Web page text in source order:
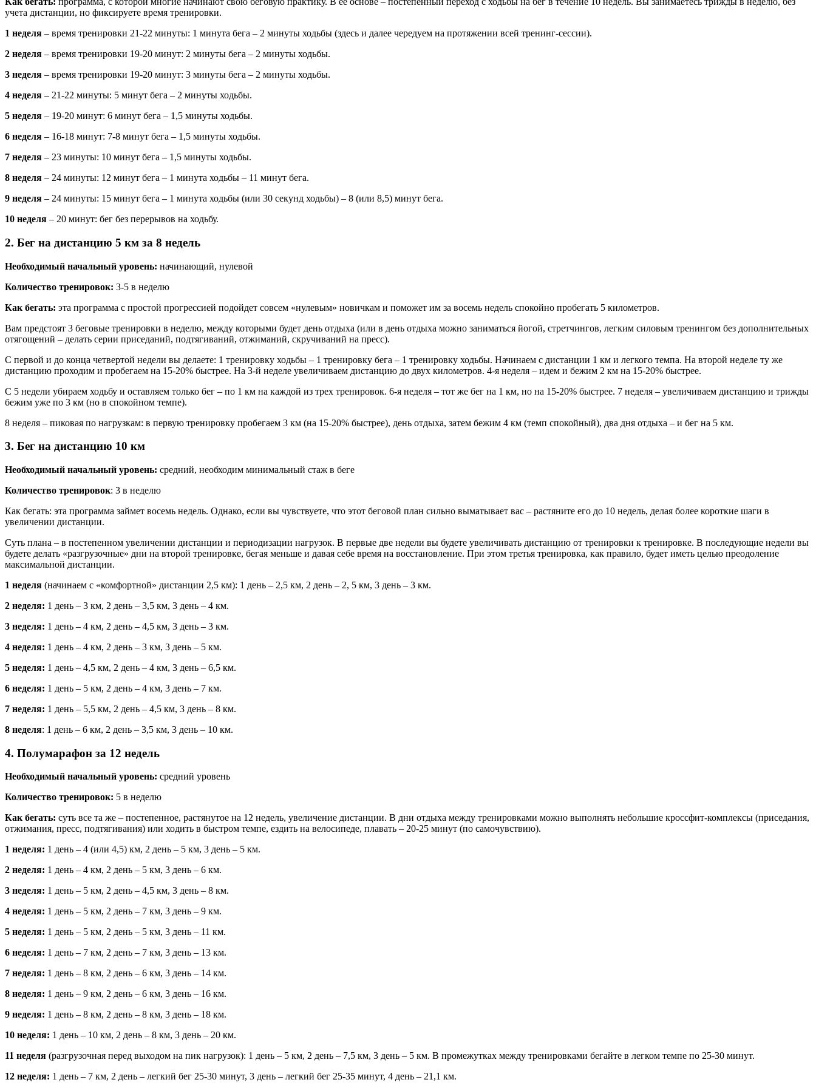
учета дистанции, но фиксируете время тренировки.
1 неделя – время тренировки 21-22 минуты: 1 минута бега – 2 минуты ходьбы (здесь и далее чередуем на протяжении всей тренинг-сессии).
2 неделя – время тренировки 19-20 минут: 2 минуты бега – 2 минуты ходьбы.
3 неделя – время тренировки 19-20 минут: 3 минуты бега – 2 минуты ходьбы.
4 неделя – 21-22 минуты: 5 минут бега – 2 минуты ходьбы.
5 неделя – 19-20 минут: 6 минут бега – 1,5 минуты ходьбы.
6 неделя – 16-18 минут: 7-8 минут бега – 1,5 минуты ходьбы.
7 неделя – 23 минуты: 10 минут бега – 1,5 минуты ходьбы.
8 неделя – 24 минуты: 12 минут бега – 1 минута ходьбы – 11 минут бега.
9 неделя – 24 минуты: 15 минут бега – 1 минута ходьбы (или 30 секунд ходьбы) – 8 (или 8,5) минут бега.
10 неделя – 20 минут: бег без перерывов на ходьбу.
2. Бег на дистанцию 5 км за 8 недель
Необходимый начальный уровень: начинающий, нулевой
Количество тренировок: 3-5 в неделю
Как бегать: эта программа с простой прогрессией подойдет совсем «нулевым» новичкам и поможет им за восемь недель спокойно пробегать 5 километров.
Вам предстоят 3 беговые тренировки в неделю, между которыми будет день отдыха (или в день отдыха можно заниматься йогой, стретчингов, легким силовым тренингом без дополнительных
отягощений – делать серии приседаний, подтягиваний, отжиманий, скручиваний на пресс).
С первой и до конца четвертой недели вы делаете: 1 тренировку ходьбы – 1 тренировку бега – 1 тренировку ходьбы. Начинаем с дистанции 1 км и легкого темпа. На второй неделе ту же
дистанцию проходим и пробегаем на 15-20% быстрее. На 3-й неделе увеличиваем дистанцию до двух километров. 4-я неделя – идем и бежим 2 км на 15-20% быстрее.
С 5 недели убираем ходьбу и оставляем только бег – по 1 км на каждой из трех тренировок. 6-я неделя – тот же бег на 1 км, но на 15-20% быстрее. 7 неделя – увеличиваем дистанцию и трижды
бежим уже по 3 км (но в спокойном темпе).
8 неделя – пиковая по нагрузкам: в первую тренировку пробегаем 3 км (на 15-20% быстрее), день отдыха, затем бежим 4 км (темп спокойный), два дня отдыха – и бег на 5 км.
3. Бег на дистанцию 10 км
Необходимый начальный уровень: средний, необходим минимальный стаж в беге
Количество тренировок: 3 в неделю
Как бегать: эта программа займет восемь недель. Однако, если вы чувствуете, что этот беговой план сильно выматывает вас – растяните его до 10 недель, делая более короткие шаги в
увеличении дистанции.
Суть плана – в постепенном увеличении дистанции и периодизации нагрузок. В первые две недели вы будете увеличивать дистанцию от тренировки к тренировке. В последующие недели вы
будете делать «разгрузочные» дни на второй тренировке, бегая меньше и давая себе время на восстановление. При этом третья тренировка, как правило, будет иметь целью преодоление
максимальной дистанции.
1 неделя (начинаем с «комфортной» дистанции 2,5 км): 1 день – 2,5 км, 2 день – 2, 5 км, 3 день – 3 км.
2 неделя: 1 день – 3 км, 2 день – 3,5 км, 3 день – 4 км.
3 неделя: 1 день – 4 км, 2 день – 4,5 км, 3 день – 3 км.
4 неделя: 1 день – 4 км, 2 день – 3 км, 3 день – 5 км.
5 неделя: 1 день – 4,5 км, 2 день – 4 км, 3 день – 6,5 км.
6 неделя: 1 день – 5 км, 2 день – 4 км, 3 день – 7 км.
7 неделя: 1 день – 5,5 км, 2 день – 4,5 км, 3 день – 8 км.
8 неделя: 1 день – 6 км, 2 день – 3,5 км, 3 день – 10 км.
4. Полумарафон за 12 недель
Необходимый начальный уровень: средний уровень
Количество тренировок: 5 в неделю
Как бегать: суть все та же – постепенное, растянутое на 12 недель, увеличение дистанции. В дни отдыха между тренировками можно выполнять небольшие кроссфит-комплексы (приседания,
отжимания, пресс, подтягивания) или ходить в быстром темпе, ездить на велосипеде, плавать – 20-25 минут (по самочувствию).
1 неделя: 1 день – 4 (или 4,5) км, 2 день – 5 км, 3 день – 5 км.
2 неделя: 1 день – 4 км, 2 день – 5 км, 3 день – 6 км.
3 неделя: 1 день – 5 км, 2 день – 4,5 км, 3 день – 8 км.
4 неделя: 1 день – 5 км, 2 день – 7 км, 3 день – 9 км.
5 неделя: 1 день – 5 км, 2 день – 5 км, 3 день – 11 км.
6 неделя: 1 день – 7 км, 2 день – 7 км, 3 день – 13 км.
7 неделя: 1 день – 8 км, 2 день – 6 км, 3 день – 14 км.
8 неделя: 1 день – 9 км, 2 день – 6 км, 3 день – 16 км.
9 неделя: 1 день – 8 км, 2 день – 8 км, 3 день – 18 км.
10 неделя: 1 день – 10 км, 2 день – 8 км, 3 день – 20 км.
11 неделя (разгрузочная перед выходом на пик нагрузок): 1 день – 5 км, 2 день – 7,5 км, 3 день – 5 км. В промежутках между тренировками бегайте в легком темпе по 25-30 минут.
12 неделя: 1 день – 7 км, 2 день – легкий бег 25-30 минут, 3 день – легкий бег 25-35 минут, 4 день – 21,1 км.